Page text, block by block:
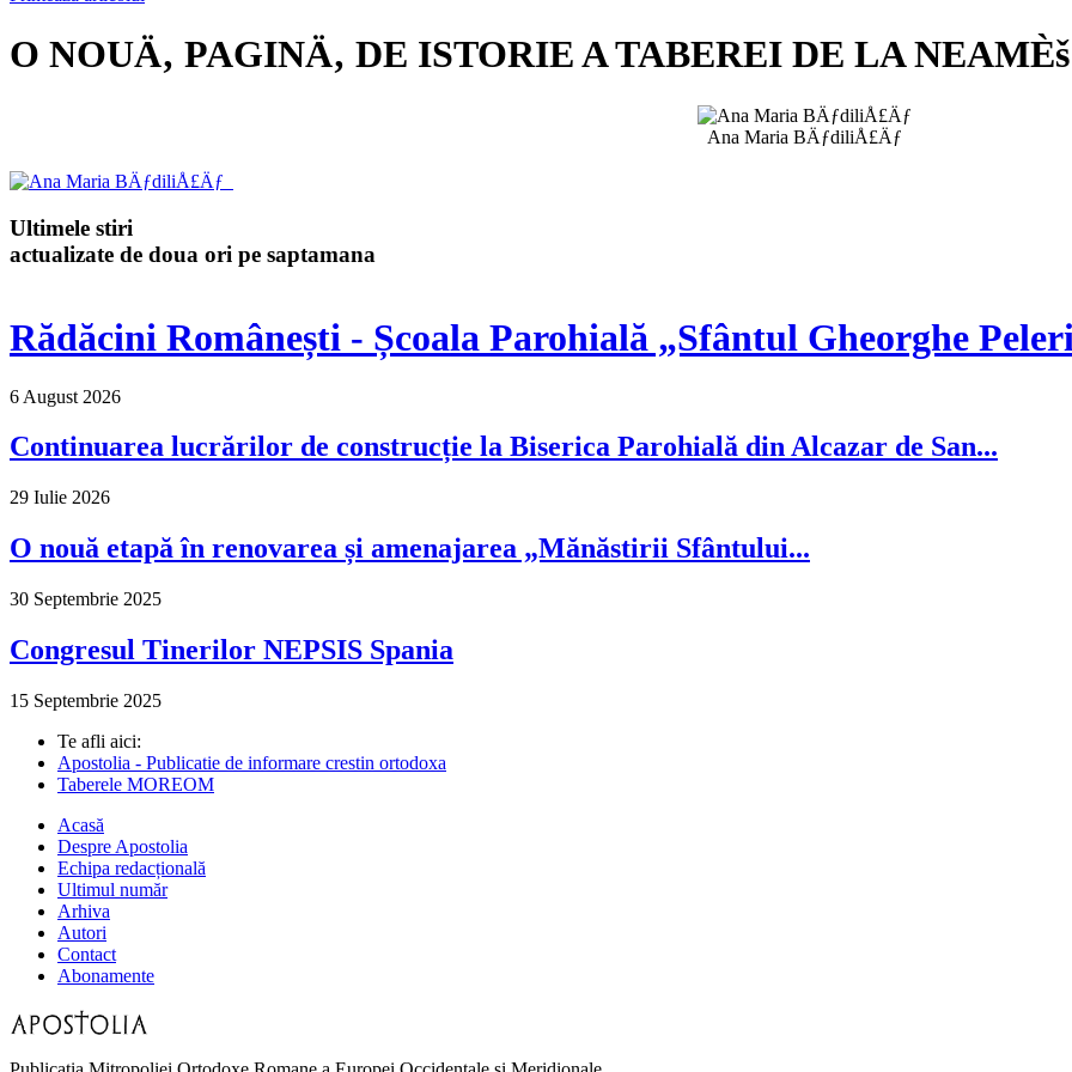
O NOUÄ‚ PAGINÄ‚ DE ISTORIE A TABEREI DE LA NEAMÈš
Ana Maria BÄƒdiliÅ£Äƒ
Ultimele stiri
actualizate de doua ori pe saptamana
Rădăcini Românești - Școala Parohială „Sfântul Gheorghe
6 August 2026
Continuarea lucrărilor de construcție la Biserica Parohială din Alcazar de San...
29 Iulie 2026
O nouă etapă în renovarea și amenajarea „Mănăstirii Sfântului...
30 Septembrie 2025
Congresul Tinerilor NEPSIS Spania
15 Septembrie 2025
Te afli aici:
Apostolia - Publicatie de informare crestin ortodoxa
Taberele MOREOM
Acasă
Despre Apostolia
Echipa redacțională
Ultimul număr
Arhiva
Autori
Contact
Abonamente